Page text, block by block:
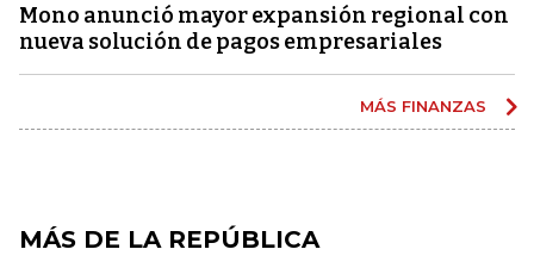
Mono anunció mayor expansión regional con
nueva solución de pagos empresariales
MÁS FINANZAS
MÁS DE LA REPÚBLICA